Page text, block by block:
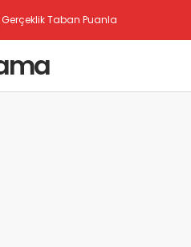
Taban Puanları